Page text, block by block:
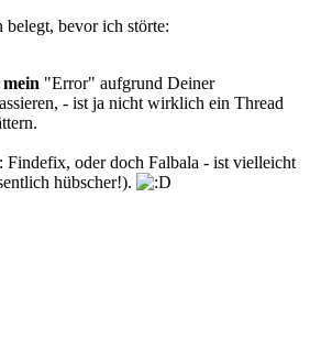
belegt, bevor ich störte:
mein "Error" aufgrund Deiner
- ist ja nicht wirklich ein Thread
Findefix, oder doch Falbala - ist vielleicht
hübscher!).